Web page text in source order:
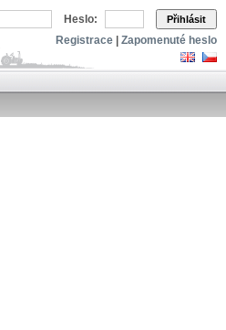
Heslo: Přihlásit
Registrace Zapomenuté heslo